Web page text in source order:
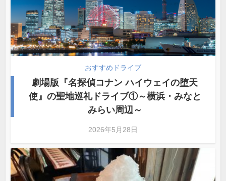
おすすめドライブ
劇場版『名探偵コナン ハイウェイの堕天
使』の聖地巡礼ドライブ①～横浜・みなと
みらい周辺～
2026年5月28日